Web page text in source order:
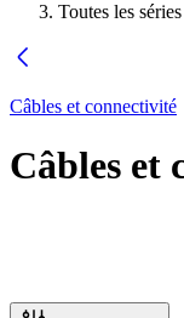
Toutes les séries
Câbles et connectivité
Câbles et